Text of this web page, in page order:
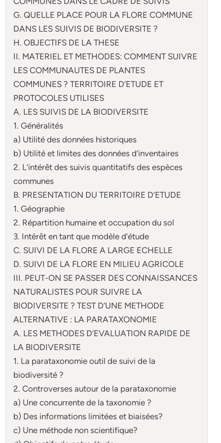
G. QUELLE PLACE POUR LA FLORE COMMUNE
DANS LES SUIVIS DE BIODIVERSITE ?
H. OBJECTIFS DE LA THESE
II. MATERIEL ET METHODES: COMMENT SUIVRE
LES COMMUNAUTES DE PLANTES
COMMUNES ? TERRITOIRE D’ETUDE ET
PROTOCOLES UTILISES
A. LES SUIVIS DE LA BIODIVERSITE
1. Généralités
a) Utilité des données historiques
b) Utilité et limites des données d’inventaires
2. L’intérêt des suivis quantitatifs des espèces
communes
B. PRESENTATION DU TERRITOIRE D’ETUDE
1. Géographie
2. Répartition humaine et occupation du sol
3. Intérêt en tant que modèle d’étude
C. SUIVI DE LA FLORE A LARGE ECHELLE
D. SUIVI DE LA FLORE EN MILIEU AGRICOLE
III. PEUT-ON SE PASSER DES CONNAISSANCES
NATURALISTES POUR SUIVRE LA
BIODIVERSITE ? TEST D’UNE METHODE
ALTERNATIVE : LA PARATAXONOMIE
A. LES METHODES D’EVALUATION RAPIDE DE
LA BIODIVERSITE
1. La parataxonomie outil de suivi de la
biodiversité ?
2. Controverses autour de la parataxonomie
a) Une concurrente de la taxonomie ?
b) Des informations limitées et biaisées?
c) Une méthode non scientifique?